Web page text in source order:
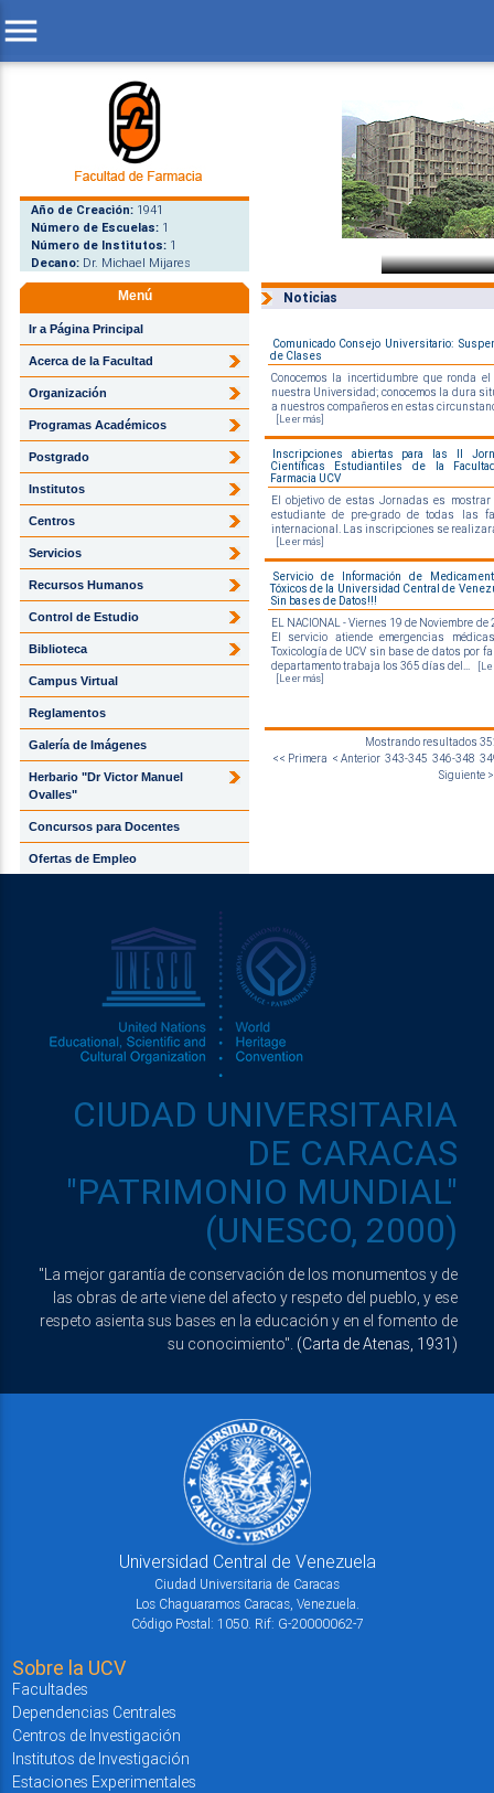
menu
Año de Creación: 1941
Número de Escuelas: 1
Número de Institutos: 1
Decano: Dr. Michael Mijares
Menú
Ir a Página Principal
Acerca de la Facultad
Organización
Programas Académicos
Postgrado
Institutos
Centros
Servicios
Recursos Humanos
Control de Estudio
Biblioteca
Campus Virtual
Reglamentos
Galería de Imágenes
Herbario "Dr Victor Manuel
Ovalles"
Concursos para Docentes
Ofertas de Empleo
Noticias
Comunicado Consejo Universitario:
de Clases
Conocemos la incertidumbre que ronda
nuestra Universidad; conocemos la dura
a nuestros compañeros en estas
[Leer más]
Inscripciones abiertas para las II
Científicas Estudiantiles de la
Farmacia UCV
El objetivo de estas Jornadas es
estudiante de pre-grado de todas las
internacional. Las inscripciones se
[Leer más]
Servicio de Información de
Tóxicos de la Universidad Central de
Sin bases de Datos!!!
EL NACIONAL - Viernes 19 de Noviembre
El servicio atiende emergencias
Toxicología de UCV sin base de datos por
departamento trabaja los 365 días del...
[Leer más]
Mostrando resultados
<< Primera < Anterior 343-345 346-348
Siguiente >
CIUDAD UNIVERSITARIA
DE CARACAS
"PATRIMONIO MUNDIAL"
(UNESCO, 2000)
"La mejor garantía de conservación de los monumentos y de
las obras de arte viene del afecto y respeto del pueblo, y ese
respeto asienta sus bases en la educación y en el fomento de
su conocimiento". (Carta de Atenas, 1931)
Universidad Central de Venezuela
Ciudad Universitaria de Caracas
Los Chaguaramos Caracas, Venezuela.
Código Postal: 1050. Rif: G-20000062-7
Sobre la UCV
Facultades
Dependencias Centrales
Centros de Investigación
Institutos de Investigación
Estaciones Experimentales